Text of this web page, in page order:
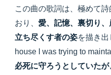
この曲の歌詞は、極めて
おり、 愛、記憶、裏切り
立ち尽くす者の姿を描き
house I was trying to
必死に守ろうとしていた